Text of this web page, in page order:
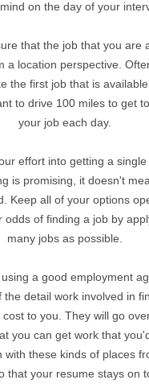
on the day of your
that the job that you are
a location perspective.
the first job that is
to drive 100 miles to get
your job each day.
effort into getting a single
is promising, it doesn't
Keep all of your options
odds of finding a job by
many jobs as possible.
a good employment
the detail work involved in
to you. They will go
you can get work that
with these kinds of places
that your resume stays on